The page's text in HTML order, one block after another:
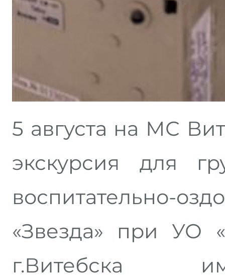
5 августа на МС
экскурсия для
воспитательно-
«Звезда» при
г.Витебска